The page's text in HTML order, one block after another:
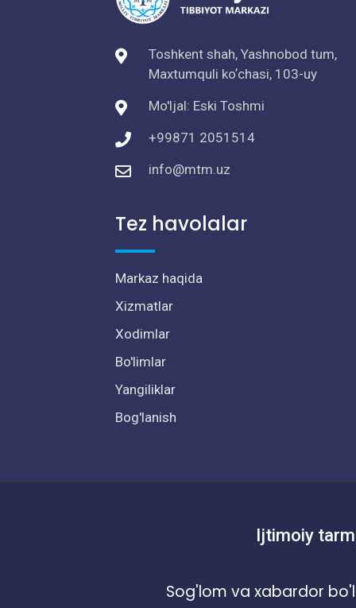
Toshkent shah, Yashnobod tum,
Maxtumquli koʼchasi, 103-uy
Mo'ljal: Eski Toshmi
+99871 2051514
info@mtm.uz
Tez havolalar
Markaz haqida
Xizmatlar
Xodimlar
Bo'limlar
Yangiliklar
Bog'lanish
Ijtimoiy
Sog'lom va xabardor